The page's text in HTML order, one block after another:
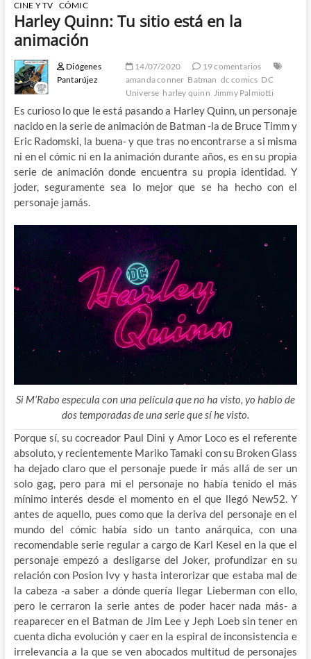
CINE Y TV CÓMIC
Harley Quinn: Tu sitio está en la
animación
Diógenes
Pantarújez
14/07/2020
19 comentarios
amanda conner Batman dc comics DC
Universe harley quinn Jimmy Palmiotti
Es curioso lo que le está pasando a Harley Quinn, un personaje
nacido en la serie de animación de Batman -la de Bruce Timm y
Eric Radomski, la buena- y que tras no encontrarse a si misma
ni en el cómic ni en la animación durante años, es en su propia
serie de animación donde encuentra su propia identidad. Y
joder, seguramente sea lo mejor que se ha hecho con el
personaje jamás.
Si M’Rabo especula con una película que no ha visto, yo hablo de
dos temporadas de una serie que sí he visto.
Porque sí, su cocreador Paul Dini y Amor Loco es el referente
absoluto, y recientemente Mariko Tamaki con su Broken Glass
ha dejado claro que el personaje puede ir más allá de ser un
solo gag, pero para mi el personaje no había tenido el más
mínimo interés desde el momento en el que llegó New52. Y
antes de aquello, pues como que la deriva del personaje en el
mundo del cómic había sido un tanto anárquica, con una
recomendable serie regular a cargo de Karl Kesel en la que el
personaje empezó a desligarse del Joker, profundizar en su
relación con Posion Ivy y hasta interorizar que estaba mal de
la cabeza -a saber a dónde quería llegar Lieberman con ello,
pero le cerraron la serie antes de poder hacer nada más- a
reaparecer en el Batman de Jim Lee y Jeph Loeb sin tener en
cuenta dicha evolución y caer en la espiral de inconsistencia e
irrelevancia a la que se ven abocados multitud de personajes